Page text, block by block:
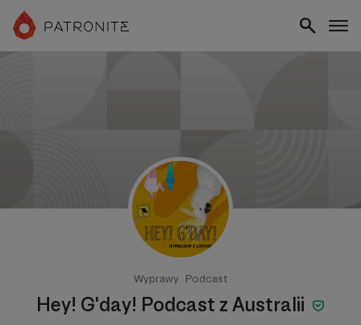
Wyprawy Podcast
Hey! G'day! Podcast z Australii